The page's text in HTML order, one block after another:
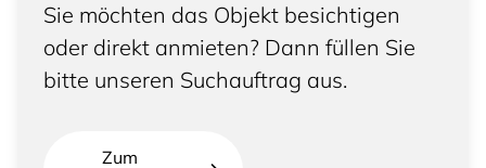
Sie möchten das Objekt besichtigen
oder direkt anmieten? Dann füllen Sie
bitte unseren Suchauftrag aus.
Zum